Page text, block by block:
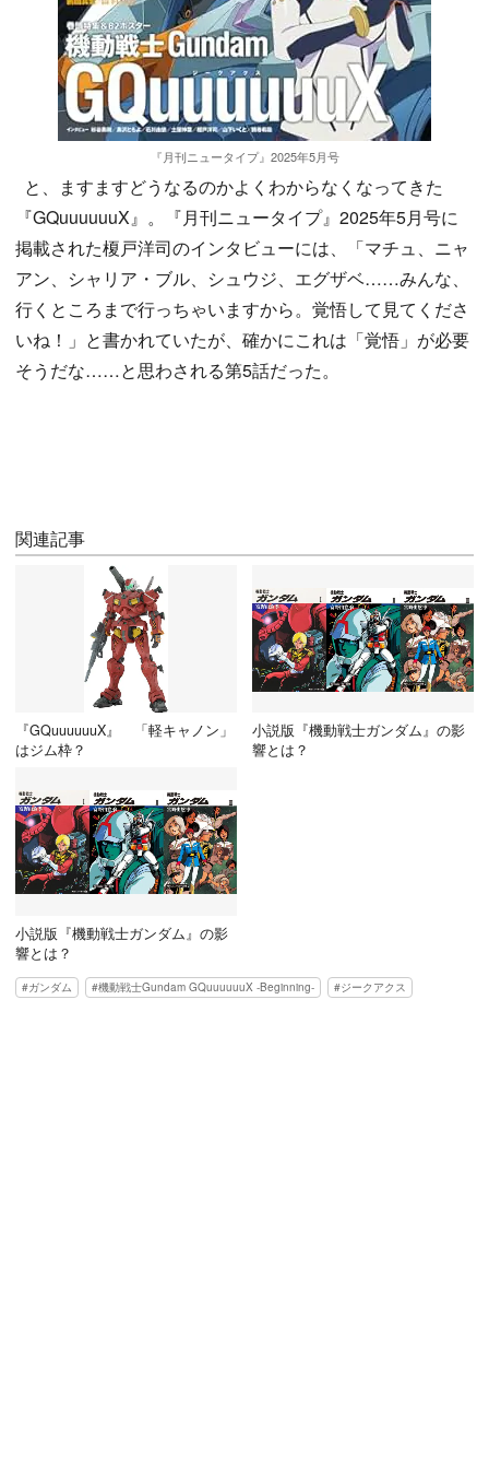
『月刊ニュータイプ』2025年5月号
と、ますますどうなるのかよくわからなくなってきた
『GQuuuuuuX』。『月刊ニュータイプ』2025年5月号に
掲載された榎戸洋司のインタビューには、「マチュ、ニャ
アン、シャリア・ブル、シュウジ、エグザベ……みんな、
行くところまで行っちゃいますから。覚悟して見てくださ
いね！」と書かれていたが、確かにこれは「覚悟」が必要
そうだな……と思わされる第5話だった。
関連記事
『GQuuuuuuX』 「軽キャノン」
はジム枠？
小説版『機動戦士ガンダム』の影
響とは？
小説版『機動戦士ガンダム』の影
響とは？
ガンダム 機動戦士Gundam GQuuuuuuX -Beginning- ジークアクス